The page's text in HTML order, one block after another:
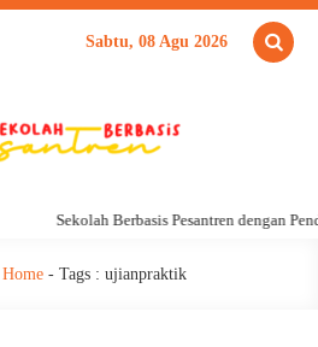
Sabtu, 08 Agu 2026
Sekolah Berbasis Pesantren dengan
Home - Tags : ujianpraktik